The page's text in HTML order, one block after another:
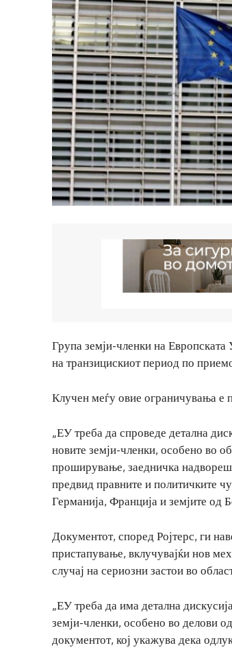
Група земји-членки на
на транзицискиот период по
Клучен меѓу овие ограничувања е
„ЕУ треба да спроведе детална
новите земји-членки, особено во
проширување, заедничка
предвид правните и политичките
Германија, Франција и земјите од
Документот, според Ројтерс, ги
пристапување, вклучувајќи нов
случај на сериозни застои во
„ЕУ треба да има детална
земји-членки, особено во делови
документот, кој укажува дека